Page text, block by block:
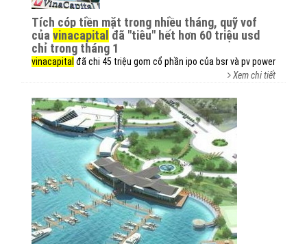
tích cóp tiền mặt trong nhiều tháng, quỹ vof
của vinacapital đã "tiêu" hết hơn 60 triệu usd
chỉ trong tháng 1
vinacapital đã chi 45 triệu gom cổ phần ipo của bsr và pv power
Xem chi tiết